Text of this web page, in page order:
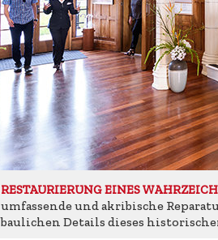
RESTAURIERUNG EINES
umfassende und akribische
baulichen Details dieses